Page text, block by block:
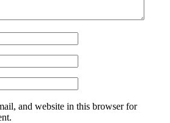
and website in this browser for